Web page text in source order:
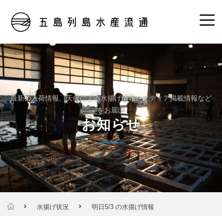
最新の入荷情報、天候による水揚げ情報、メディア掲載情報など
をお届け
お知らせ
水揚げ状況 明日5/3 の水揚げ情報